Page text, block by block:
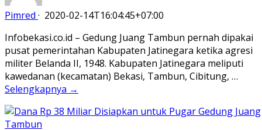
Pimred · 2020-02-14T16:04:45+07:00
Infobekasi.co.id – Gedung Juang Tambun pernah dipakai
pusat pemerintahan Kabupaten Jatinegara ketika agresi
militer Belanda II, 1948. Kabupaten Jatinegara meliputi
kawedanan (kecamatan) Bekasi, Tambun, Cibitung, …
Selengkapnya →